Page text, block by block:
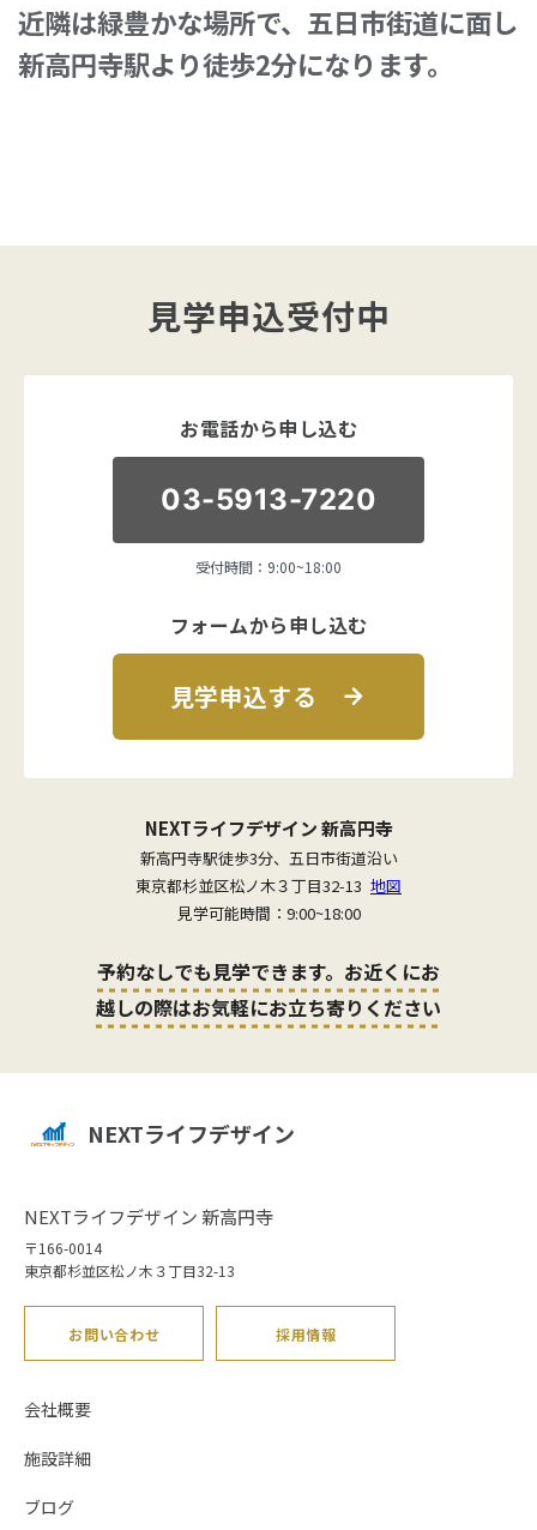
近隣は緑豊かな場所で、五日市街道に面し
新高円寺駅より徒歩2分になります。
見学申込受付中
お電話から申し込む
03-5913-7220
受付時間：9:00~18:00
フォームから申し込む
見学申込する
NEXTライフデザイン 新高円寺
新高円寺駅徒歩3分、五日市街道沿い
東京都杉並区松ノ木３丁目32-13 地図
見学可能時間：9:00~18:00
予約なしでも見学できます。お近くにお
越しの際はお気軽にお立ち寄りください
NEXTライフデザイン
NEXTライフデザイン 新高円寺
〒166-0014
東京都杉並区松ノ木３丁目32-13
お問い合わせ 採用情報
会社概要
施設詳細
ブログ